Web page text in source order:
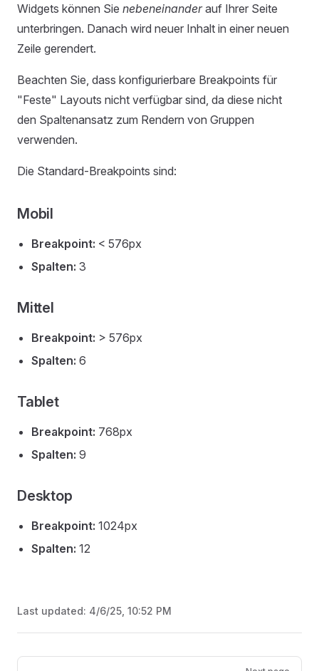
Widgets können Sie nebeneinanderauf Ihrer Seite
unterbringen. Danach wird neuer Inhalt in einer neuen
Zeile gerendert.
Beachten Sie, dass konfigurierbare Breakpoints für
"Feste" Layouts nicht verfügbar sind, da diese nicht
den Spaltenansatz zum Rendern von Gruppen
verwenden.
Die Standard-Breakpoints sind:
Mobil
Breakpoint: < 576px
Spalten: 3
Mittel
Breakpoint: > 576px
Spalten: 6
Tablet
Breakpoint: 768px
Spalten: 9
Desktop
Breakpoint: 1024px
Spalten: 12
Last updated: 4/6/25, 10:52 PM
Pager